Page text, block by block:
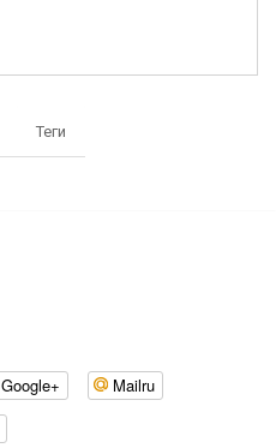
Теги
Google+
Mailru